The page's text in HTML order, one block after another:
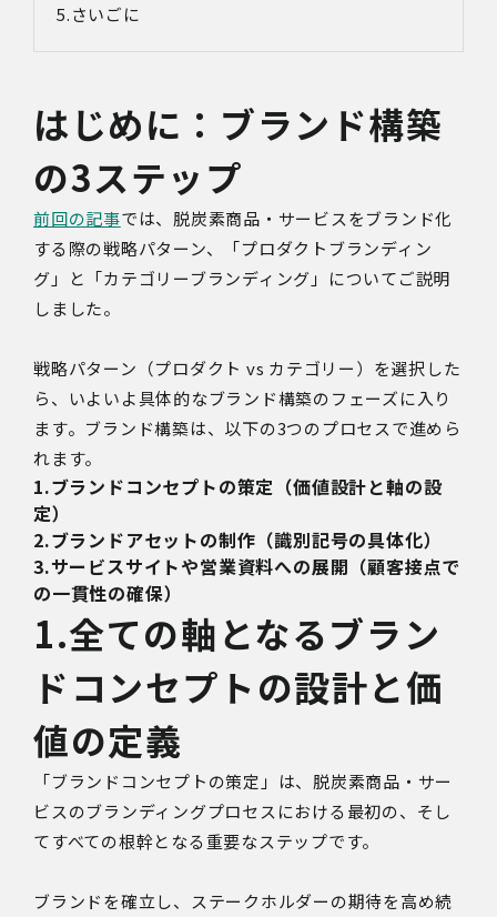
さいごに
はじめに： ブランド構築
の3ステップ
前回の記事では、脱炭素商品・サービスをブランド化
する際の戦略パターン、「プロダクトブランディン
グ」と「カテゴリーブランディング」についてご説明
しました。
戦略パターン（プロダクト vs カテゴリー）を選択した
ら、いよいよ具体的なブランド構築のフェーズに入り
ます。ブランド構築は、以下の3つのプロセスで進めら
れます。
1.ブランドコンセプトの策定（価値設計と軸の設
定）
2.ブランドアセットの制作（識別記号の具体化）
3.サービスサイトや営業資料への展開（顧客接点で
の一貫性の確保）
1.全ての軸となるブラン
ドコンセプトの設計と価
値の定義
「ブランドコンセプトの策定」は、脱炭素商品・サー
ビスのブランディングプロセスにおける最初の、そし
てすべての根幹となる重要なステップです。
ブランドを確立し、ステークホルダーの期待を高め続